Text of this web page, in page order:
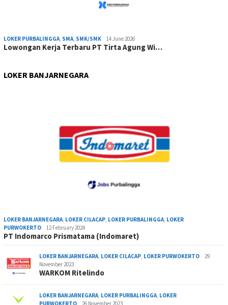
LOKER PURBALINGGA, SMA, SMK/SMK 14 June 2026
Lowongan Kerja Terbaru PT Tirta Agung Wi…
LOKER BANJARNEGARA
LOKER BANJARNEGARA LOKER CILACAP LOKER PURBALINGGA LOKER
PURWOKERTO
12 February 2024
PT Indomarco Prismatama (Indomaret)
LOKER BANJARNEGARA LOKER CILACAP LOKER PURWOKERTO
29
November 2023
WARKOM Ritelindo
LOKER BANJARNEGARA LOKER PURBALINGGA LOKER
PURWOKERTO
26 November 2023